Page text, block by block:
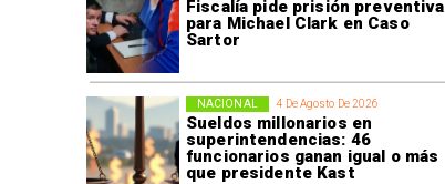
Fiscalía pide prisión preventiva
para Michael Clark en Caso
Sartor
4 De Agosto De 2026
Sueldos millonarios en
superintendencias: 46
funcionarios ganan igual o más
que presidente Kast
NACIONAL